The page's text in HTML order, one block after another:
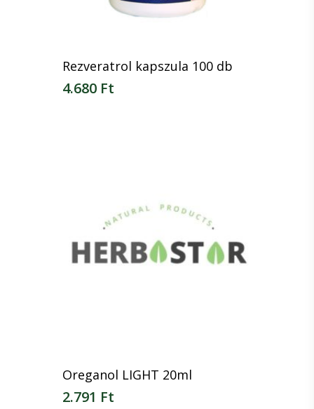
Rezveratrol kapszula 100 db
4.680 Ft
Oreganol LIGHT 20ml
2.791 Ft